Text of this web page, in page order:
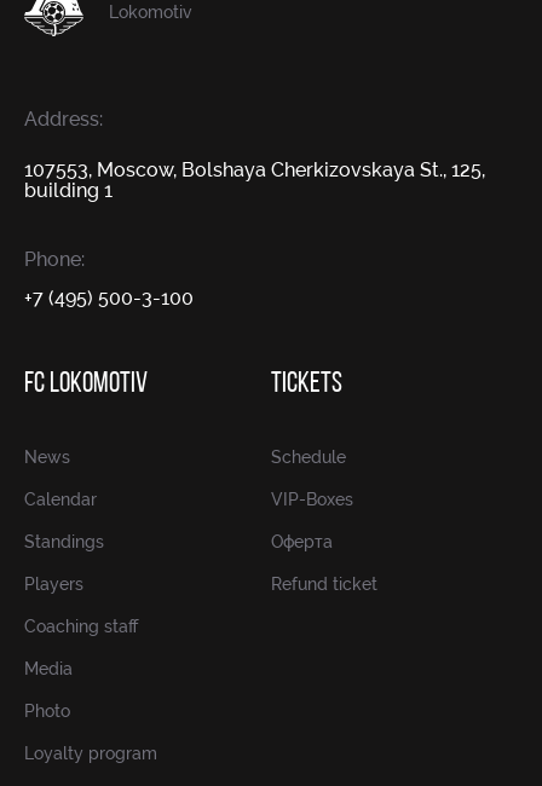
Lokomotiv
Address:
107553, Moscow, Bolshaya Cherkizovskaya St., 125,
building 1
Phone:
+7 (495) 500-3-100
FC LOKOMOTIV
News
Calendar
Standings
Players
Coaching staff
Media
Photo
Loyalty program
TICKETS
Schedule
VIP-Boxes
Оферта
Refund ticket